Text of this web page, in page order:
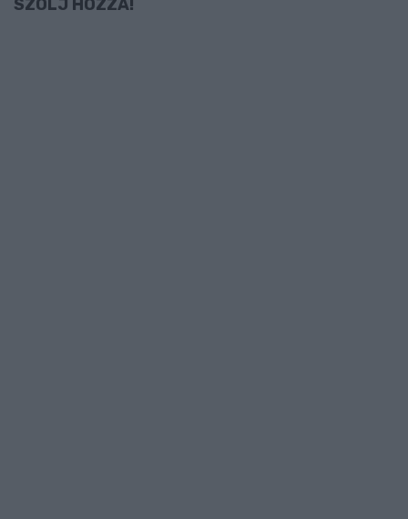
SZÓLJ HOZZÁ!